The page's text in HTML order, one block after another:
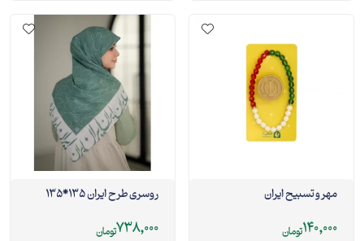
مهر و تسبیح ایران
140,000تومان
روسری طرح ایران 135*135
738,000تومان